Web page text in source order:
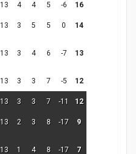
13 4 4 5 -6 16
13 3 5 5 0 14
13 3 4 6 -7 13
13 3 3 7 -5 12
13 3 3 7 -11 12
13 2 3 8 -17 9
13 1 4 8 -17 7